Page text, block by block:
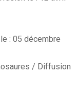
: 05 décembre
/ Diffusion